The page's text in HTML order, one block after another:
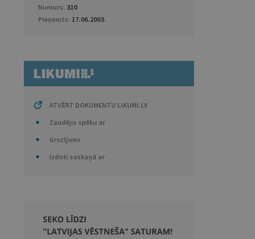
Numurs: 310
Pieņemts: 17.06.2003.
ATVĒRT DOKUMENTU LIKUMI.LV
Zaudējis spēku ar
Grozījumi
Izdoti saskaņā ar